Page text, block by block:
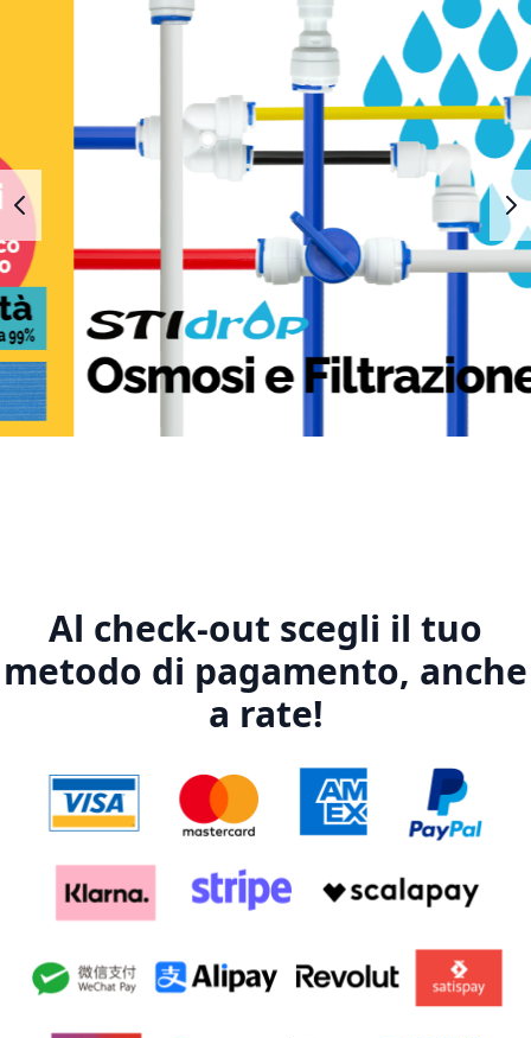
Al check-out scegli il tuo
metodo di pagamento, anche
a rate!